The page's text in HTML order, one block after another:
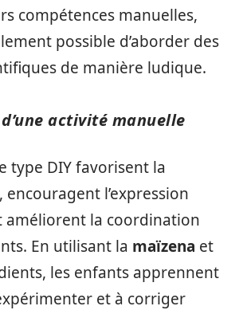
compétences manuelles,
possible d’aborder des
de manière ludique.
activité manuelle
type DIY favorisent la
l’expression
améliorent la coordination
En utilisant la maïzena et
les enfants apprennent
et à corriger